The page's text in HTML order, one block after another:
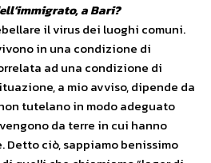
a Bari?
il virus dei luoghi comuni.
in una condizione di
ad una condizione di
a mio avviso, dipende da
tutelano in modo adeguato
da terre in cui hanno
Detto ciò, sappiamo benissimo